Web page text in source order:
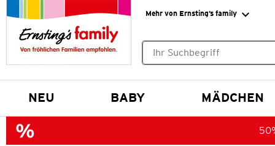
Mehr von Ernsting’s family
NEU BABY MÄDCHEN